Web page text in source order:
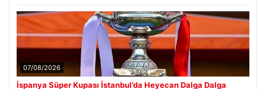
07/08/2026
İspanya Süper Kupası İstanbul’da Heyecan Dalga Dalga